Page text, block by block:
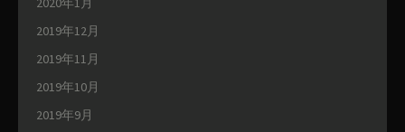
2019年12月
2019年11月
2019年10月
2019年9月